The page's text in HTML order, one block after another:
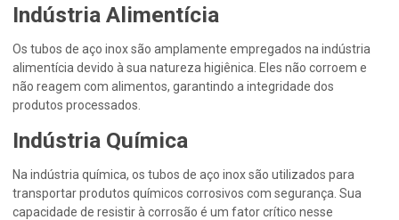
Indústria Alimentícia
Os tubos de aço inox são amplamente empregados na indústria
alimentícia devido à sua natureza higiênica. Eles não corroem e
não reagem com alimentos, garantindo a integridade dos
produtos processados.
Indústria Química
Na indústria química, os tubos de aço inox são utilizados para
transportar produtos químicos corrosivos com segurança. Sua
capacidade de resistir à corrosão é um fator crítico nesse